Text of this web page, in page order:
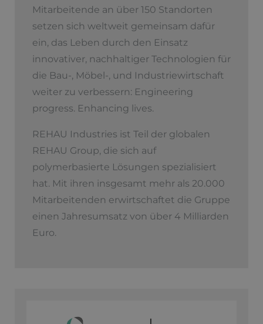
Mitarbeitende an über 150 Standorten
setzen sich weltweit gemeinsam dafür
ein, das Leben durch den Einsatz
innovativer, nachhaltiger Technologien für
die Bau-, Möbel-, und Industriewirtschaft
weiter zu verbessern: Engineering
progress. Enhancing lives.
REHAU Industries ist Teil der globalen
REHAU Group, die sich auf
polymerbasierte Lösungen spezialisiert
hat. Mit ihren insgesamt mehr als 20.000
Mitarbeitenden erwirtschaftet die Gruppe
einen Jahresumsatz von über 4 Milliarden
Euro.